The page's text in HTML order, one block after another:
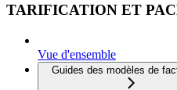
TARIFICATION ET
Vue d'ensemble
Guides des modèles de